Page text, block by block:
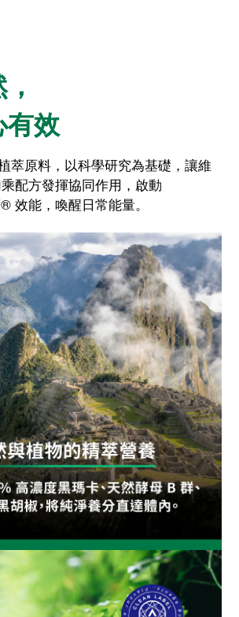
有效
萃原料，以科學研究為基礎，讓維
配方發揮協同作用，啟動
效能，喚醒日常能量。